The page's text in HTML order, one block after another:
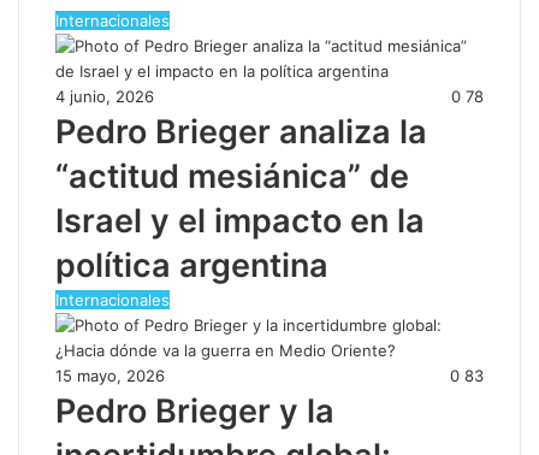
Internacionales
4 junio, 2026 0 78
Pedro Brieger analiza la
“actitud mesiánica” de
Israel y el impacto en la
política argentina
Internacionales
15 mayo, 2026 0 83
Pedro Brieger y la